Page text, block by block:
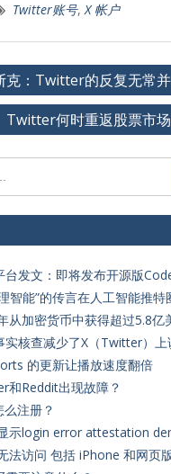
Twitter账号,X 帐户
克：Twitter的反复无常
Twitter何时重返股票市场
台发文：即将发布开源版
智能”的传言在人工智能推
从加密货币中获得超过5.8亿
实核查减少了X（Twitter）
的更新让播放速度翻倍
和Reddit出现故障？
注册？
示login error attestation
法访问 包括 iPhone 和网页